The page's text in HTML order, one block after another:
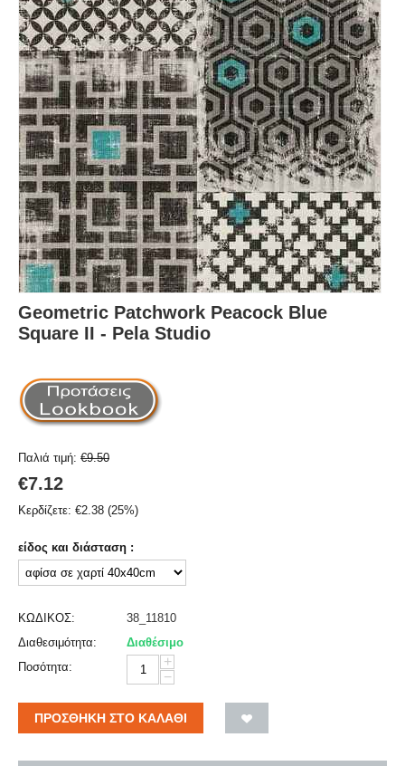
Geometric Patchwork Peacock Blue
Square II - Pela Studio
Παλιά τιμή: €9.50
€7.12
Κερδίζετε: €2.38 (25%)
είδος και διάσταση :
ΚΩΔΙΚΟΣ:
38_11810
Διαθεσιμότητα:
Διαθέσιμο
Ποσότητα:
+
−
ΠΡΟΣΘΉΚΗ ΣΤΟ ΚΑΛΆΘΙ